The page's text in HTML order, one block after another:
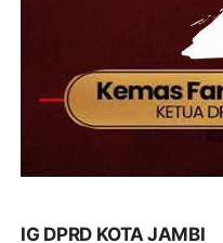
IG DPRD KOTA JAMBI